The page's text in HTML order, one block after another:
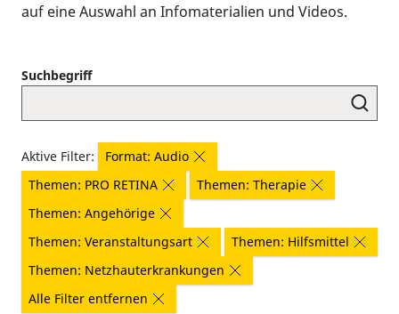
auf eine Auswahl an Infomaterialien und Videos.
Suchbegriff
Aktive Filter:
Format: Audio
Themen: PRO RETINA
Themen: Therapie
Themen: Angehörige
Themen: Veranstaltungsart
Themen: Hilfsmittel
Themen: Netzhauterkrankungen
Alle Filter entfernen